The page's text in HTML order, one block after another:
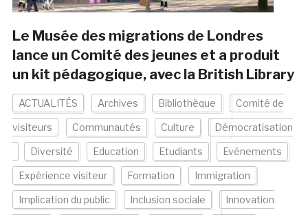
Le Musée des migrations de Londres
lance un Comité des jeunes et a produit
un kit pédagogique, avec la British Library
ACTUALITÉS Archives Bibliothèque Comité de
visiteurs Communautés Culture Démocratisation
Diversité Education Etudiants Evénements
Expérience visiteur Formation Immigration
Implication du public Inclusion sociale Innovation